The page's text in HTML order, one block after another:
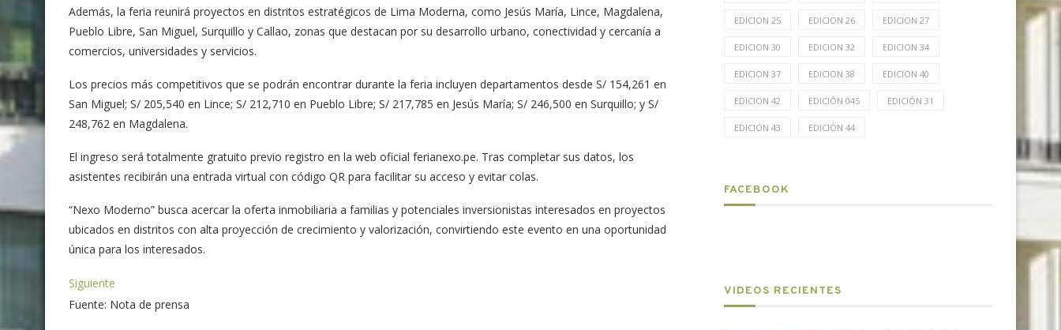
Además, la feria reunirá proyectos en distritos estratégicos de Lima Moderna, como Jesús María, Lince, Magdalena,
Pueblo Libre, San Miguel, Surquillo y Callao, zonas que destacan por su desarrollo urbano, conectividad y cercanía a
comercios, universidades y servicios.
Los precios más competitivos que se podrán encontrar durante la feria incluyen departamentos desde S/ 154,261 en
San Miguel; S/ 205,540 en Lince; S/ 212,710 en Pueblo Libre; S/ 217,785 en Jesús María; S/ 246,500 en Surquillo; y S/
248,762 en Magdalena.
El ingreso será totalmente gratuito previo registro en la web oficial ferianexo.pe. Tras completar sus datos, los
asistentes recibirán una entrada virtual con código QR para facilitar su acceso y evitar colas.
“Nexo Moderno” busca acercar la oferta inmobiliaria a familias y potenciales inversionistas interesados en proyectos
ubicados en distritos con alta proyección de crecimiento y valorización, convirtiendo este evento en una oportunidad
única para los interesados.
Siguiente
Fuente: Nota de prensa
EDICION 25 EDICION 26 EDICION 27
EDICION 30 EDICION 32 EDICION 34
EDICION 37 EDICION 38 EDICION 40
EDICION 42 EDICIÓN 045 EDICIÓN 31
EDICIÓN 43 EDICIÓN 44
FACEBOOK
VIDEOS RECIENTES